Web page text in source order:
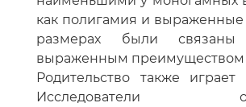
как полигамия и выраженные
размерах были
выраженным преимуществом
Родительство также
Исследователи